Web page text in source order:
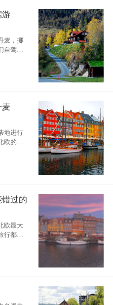
游
麦，挪
驾游
麦
地进行
欧的一
错过的
欧最大
都是